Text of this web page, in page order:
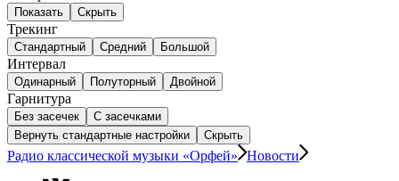
Показать Скрыть
Трекинг
Стандартный Средний Большой
Интервал
Одинарный Полуторный Двойной
Гарнитура
Без засечек
С засечками
Вернуть стандартные настройки
Скрыть
Радио классической музыки «Орфей» Новости